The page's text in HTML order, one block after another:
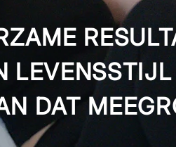
LEVENSSTIJL
DAT